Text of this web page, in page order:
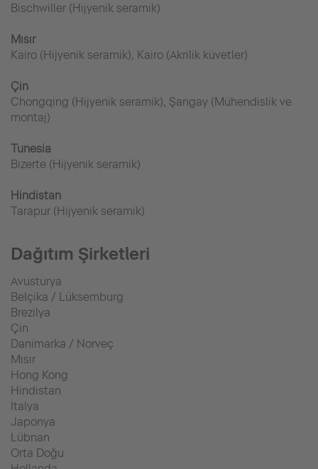
Bischwiller (Hijyenik seramik)
Mısır
Kairo (Hijyenik seramik), Kairo (Akrilik küvetler)
Çin
Chongqing (Hijyenik seramik), Şangay (Mühendislik ve
montaj)
Tunesia
Bizerte (Hijyenik seramik)
Hindistan
Tarapur (Hijyenik seramik)
Dağıtım Şirketleri
Avusturya
Belçika / Lüksemburg
Brezilya
Çin
Danimarka / Norveç
Mısır
Hong Kong
Hindistan
İtalya
Japonya
Lübnan
Orta Doğu